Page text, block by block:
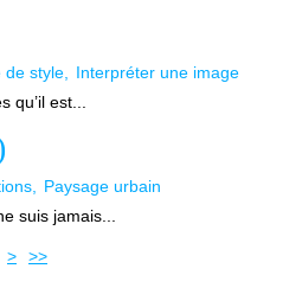
de style
Interpréter une image
est...
Paysage urbain
suis jamais...
> >>